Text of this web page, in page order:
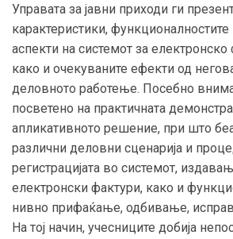
Управата за јавни приходи ги
карактеристики, функционалностите
аспекти на системот за
како и очекуваните ефекти од
деловното работење. Посебно
посветено на практичната
апликативното решение, при што
различни деловни сценарија и
регистрацијата во системот,
електронски фактури, како и
нивно прифаќање, одбивање,
На тој начин, учесниците добија